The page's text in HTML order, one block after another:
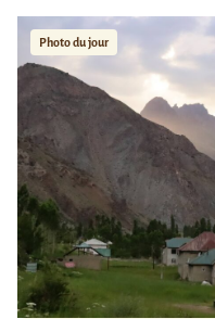
Photo du jour